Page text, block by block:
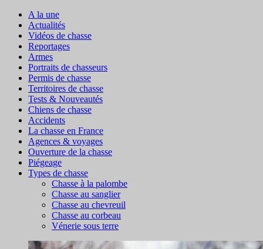
A la une
Actualités
Vidéos de chasse
Reportages
Armes
Portraits de chasseurs
Permis de chasse
Territoires de chasse
Tests & Nouveautés
Chiens de chasse
Accidents
La chasse en France
Agences & voyages
Ouverture de la chasse
Piégeage
Types de chasse
Chasse à la palombe
Chasse au sanglier
Chasse au chevreuil
Chasse au corbeau
Vénerie sous terre